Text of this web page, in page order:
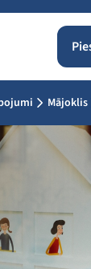
Mājoklis